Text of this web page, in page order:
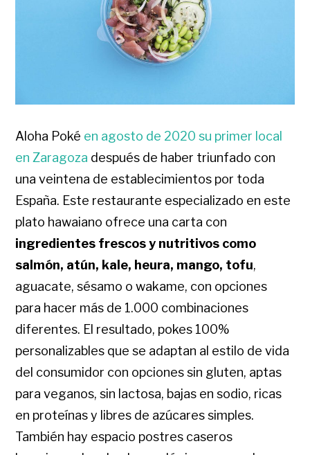
Aloha Poké en agosto de 2020 su primer local
en Zaragoza después de haber triunfado con
una veintena de establecimientos por toda
España. Este restaurante especializado en este
plato hawaiano ofrece una carta con
ingredientes frescos y nutritivos como
salmón, atún, kale, heura, mango, tofu,
aguacate, sésamo o wakame, con opciones
para hacer más de 1.000 combinaciones
diferentes. El resultado, pokes 100%
personalizables que se adaptan al estilo de vida
del consumidor con opciones sin gluten, aptas
para veganos, sin lactosa, bajas en sodio, ricas
en proteínas y libres de azúcares simples.
También hay espacio postres caseros